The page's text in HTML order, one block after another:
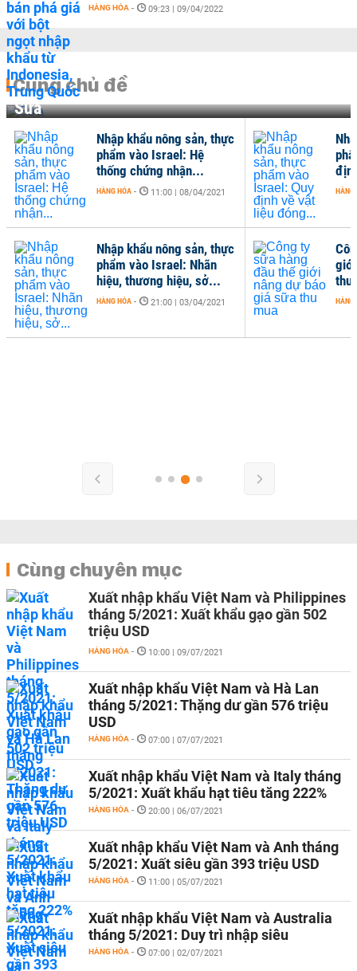
HÀNG HÓA - 09:23 | 09/04/2022
Cùng chủ đề
Sữa
thu
HÀNG
Nhập khẩu nông sản, thực
phẩm vào Israel: Hệ
thống chứng nhận...
HÀNG HÓA - 11:00 | 08/04/2021
Nhập khẩu nông sản, thực
phẩm vào Israel: Nhãn
hiệu, thương hiệu, sở...
HÀNG HÓA - 21:00 | 03/04/2021
HÀNG
Cùng chuyên mục
Xuất nhập khẩu Việt Nam và Philippines
tháng 5/2021: Xuất khẩu gạo gần 502
triệu USD
HÀNG HÓA - 10:00 | 09/07/2021
Xuất nhập khẩu Việt Nam và Hà Lan
tháng 5/2021: Thặng dư gần 576 triệu
USD
HÀNG HÓA - 07:00 | 07/07/2021
Xuất nhập khẩu Việt Nam và Italy tháng
5/2021: Xuất khẩu hạt tiêu tăng 222%
HÀNG HÓA - 20:00 | 06/07/2021
Xuất nhập khẩu Việt Nam và Anh tháng
5/2021: Xuất siêu gần 393 triệu USD
HÀNG HÓA - 11:00 | 05/07/2021
Xuất nhập khẩu Việt Nam và Australia
tháng 5/2021: Duy trì nhập siêu
HÀNG HÓA - 07:00 | 02/07/2021